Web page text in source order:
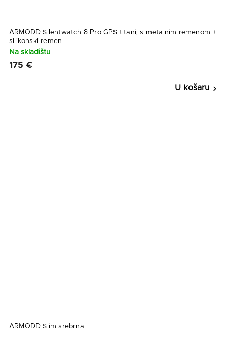
ARMODD Silentwatch 8 Pro GPS titanij s metalnim remenom +
silikonski remen
Na skladištu
175 €
ARMODD Slim srebrna